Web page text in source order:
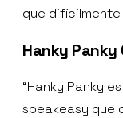
que
Hanky
“Hanky Panky
speakeasy que